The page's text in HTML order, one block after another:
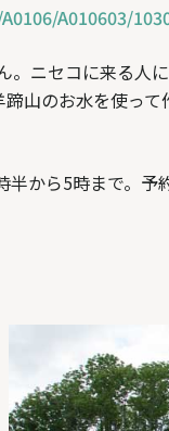
A010603/
。ニセコに来る人
山のお水を使っ
から5時まで。予